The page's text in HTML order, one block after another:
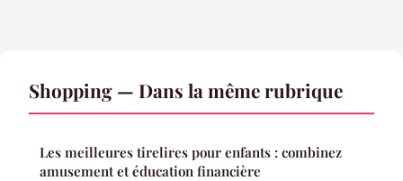
Shopping — Dans la même rubrique
Les meilleures tirelires pour enfants : combinez
amusement et éducation financière